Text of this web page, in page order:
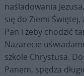
naśladowania
się do Ziemi Świętej,
Pan i żeby chodzić
Nazarecie
szkole Chrystusa.
Panem, spędza